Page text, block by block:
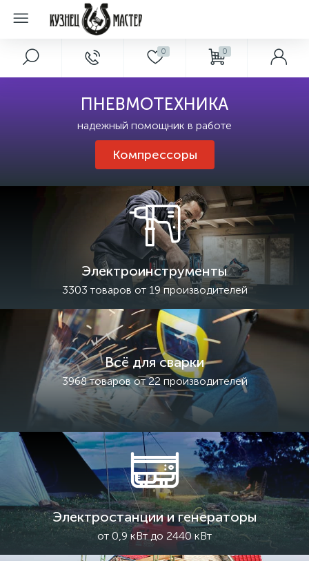
0 0
ПНЕВМОТЕХНИКА
надежный помощник в работе
Компрессоры
Электроинструменты
3303 товаров от 19 производителей
Всё для сварки
3968 товаров от 22 производителей
Электростанции и генераторы
от 0,9 кВт до 2440 кВт